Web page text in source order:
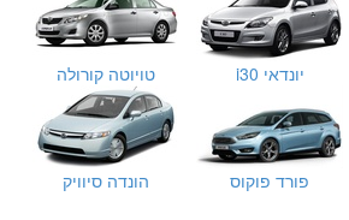
יונדאי i30 טויוטה קורולה
פורד פוקוס הונדה סיוויק